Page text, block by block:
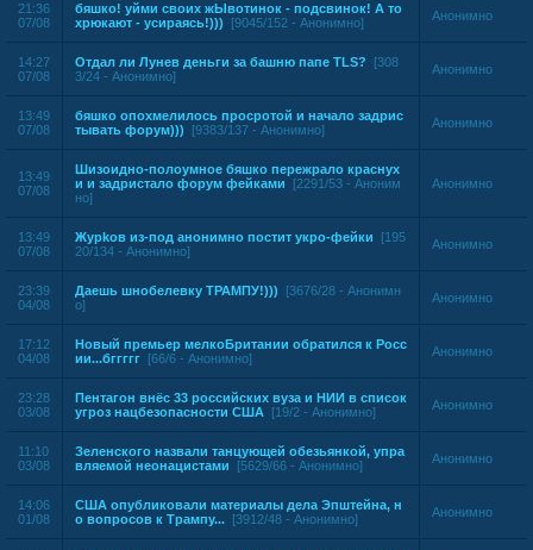
21:36
07/08
бяшко! уйми своих жЫвотинок - подсвинок! А то
хрюкают - усираясь!))) [9045/152 - Анонимно] Анонимно
14:27
07/08
Отдал ли Лунев деньги за башню папе TLS? [308
3/24 - Анонимно]
Анонимно
13:49
07/08
бяшко опохмелилось просротой и начало задрис
тывать форум))) [9383/137 - Анонимно] Анонимно
13:49
07/08
Шизоидно-полоумное бяшко пережрало краснух
и и задристало форум фейками [2291/53 - Аноним
но]
Анонимно
13:49
07/08
Жypkoв из-под анонимно постит укро-фейки [195
20/134 - Анонимно]
Анонимно
23:39
04/08
Даешь шнобелевку ТРАМПУ!))) [3676/28 - Анонимн
о]
Анонимно
17:12
04/08
Новый премьер мелкоБритании обратился к Росс
ии...бггггг [66/6 - Анонимно] Анонимно
23:28
03/08
Пентагон внёс 33 российских вуза и НИИ в список
угроз нацбезопасности США [19/2 - Анонимно] Анонимно
11:10
03/08
Зеленского назвали танцующей обезьянкой, упра
вляемой неонацистами [5629/66 - Анонимно] Анонимно
14:06
01/08
США опубликовали материалы дела Эпштейна, н
о вопросов к Трампу... [3912/48 - Анонимно] Анонимно